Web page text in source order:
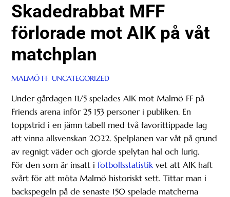
Skadedrabbat MFF
förlorade mot AIK på våt
matchplan
MALMÖ FF UNCATEGORIZED
Under gårdagen 11/5 spelades AIK mot Malmö FF på
Friends arena inför 25 153 personer i publiken. En
toppstrid i en jämn tabell med två favorittippade lag
att vinna allsvenskan 2022. Spelplanen var våt på grund
av regnigt väder och gjorde spelytan hal och lurig.
För den som är insatt ifotbollsstatistik vet att AIK haft
svårt för att möta Malmö historiskt sett. Tittar man i
backspegeln på de senaste 150 spelade matcherna